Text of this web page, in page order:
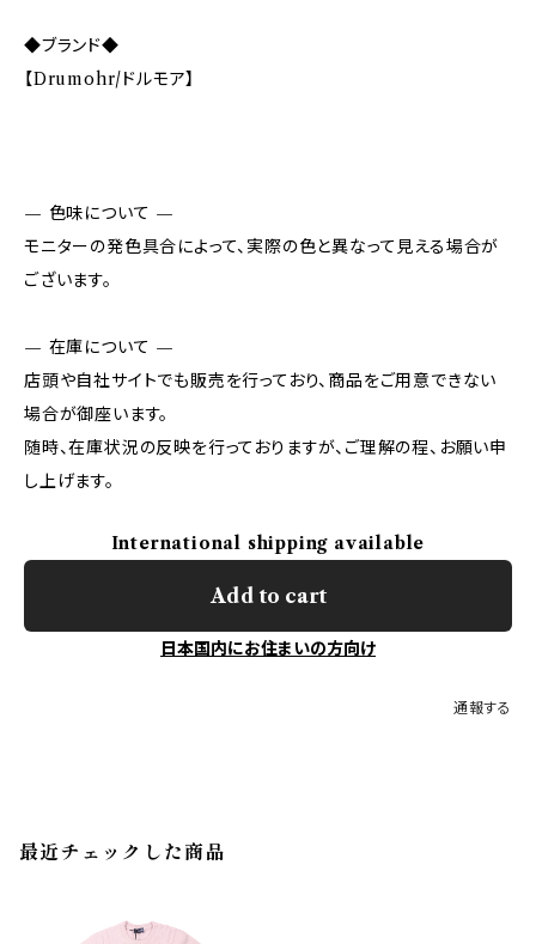
◆ブランド◆
【Drumohr/ドルモア】
— 色味について —
モニターの発色具合によって、実際の色と異なって見える場合が
ございます。
— 在庫について —
店頭や自社サイトでも販売を行っており、商品をご用意できない
場合が御座います。
随時、在庫状況の反映を行っておりますが、ご理解の程、お願い申
し上げます。
International shipping available
Add to cart
日本国内にお住まいの方向け
通報する
最近チェックした商品